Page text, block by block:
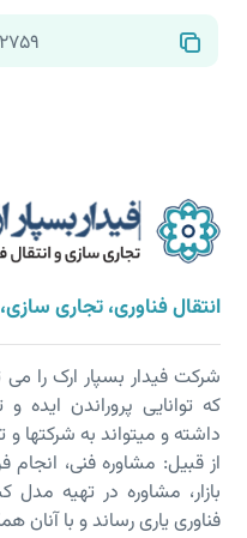
انتقال فناوری، تجاری
شرکت فیدار بسپار ارک را
که توانایی پروراندن
داشته و می­تواند به شرکت­ها و
از قبیل: مشاوره فنی،
بازار، مشاوره در تهیه
فناوری یاری رساند و با آنان